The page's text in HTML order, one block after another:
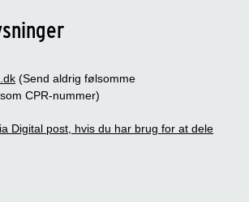
(Send aldrig følsomme
CPR-nummer)
Digital post, hvis du har brug for at dele